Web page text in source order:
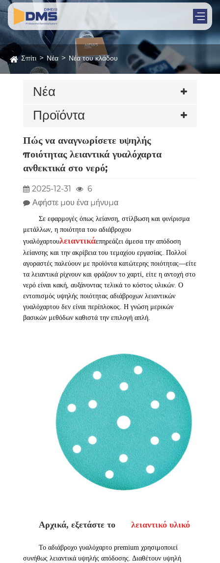
Σπίτι Νέα Νέα του κλάδου
Νέα
Προϊόντα
Πώς να αναγνωρίσετε υψηλής
ποιότητας λειαντικά γυαλόχαρτα
ανθεκτικά στο νερό;
2025-12-31
6
Αφήστε μου ένα μήνυμα
Σε εφαρμογές όπως λείανση, στίλβωση και φινίρισμα
μετάλλων, η ποιότητα του αδιάβροχου
γυαλόχαρτουλειαντικάεπηρεάζει άμεσα την απόδοση
λείανσης και την ακρίβεια του τεμαχίου εργασίας. Πολλοί
αγοραστές παλεύουν με προϊόντα κατώτερης ποιότητας—είτε
τα λειαντικά ρίχνουν και φράζουν το χαρτί, είτε η αντοχή στο
νερό είναι κακή, αυξάνοντας τελικά το κόστος υλικών. Ο
εντοπισμός υψηλής ποιότητας αδιάβροχων λειαντικών
γυαλόχαρτου δεν είναι περίπλοκος. Η γνώση μερικών
βασικών μεθόδων καθιστά την επιλογή απλή.
Αρχικά, εξετάστε το λειαντικό υλικό
Το αδιάβροχο γυαλόχαρτο premium χρησιμοποιεί
συνήθως λειαντικά υψηλής απόδοσης. Διαθέτουν υψηλή